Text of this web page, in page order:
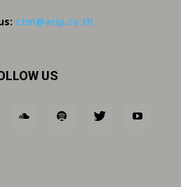
ctm@arip.co.th
US